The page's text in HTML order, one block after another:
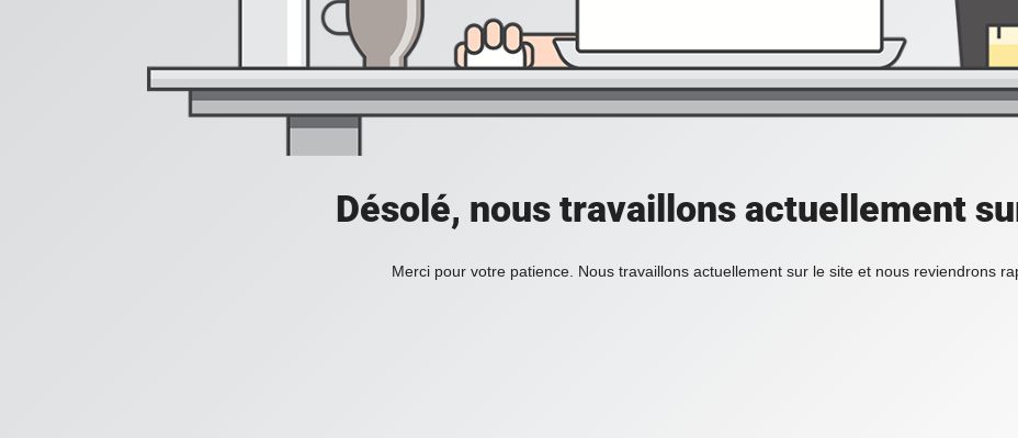
Désolé, nous travaillons actuellement
Merci pour votre patience. Nous travaillons actuellement sur le site et nous reviendrons